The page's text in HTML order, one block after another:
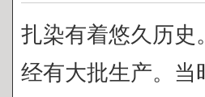
扎染有着悠久历史
经有大批生产。当